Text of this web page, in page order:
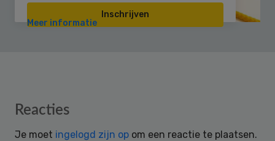
Inschrijven
Meer informatie
Reader
Reacties
Je moet ingelogd zijn op om een reactie te plaatsen.